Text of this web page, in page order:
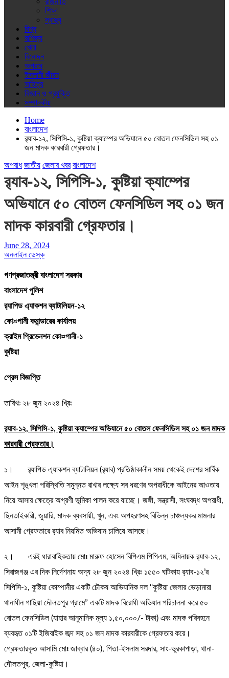
শিক্ষা
স্বাস্থ্য
বিশ্ব
বাণিজ্য
খেলা
বিনোদন
অপরাধ
ইসলামী জীবন
সাহিত্য
বিজ্ঞান ও প্রযুক্তি
সম্পাদকীয়
Home
বাংলাদেশ
র‌্যাব-১২, সিপিসি-১, কুষ্টিয়া ক্যাম্পের অভিযানে ৫০ বোতল ফেনসিডিল সহ ০১
জন মাদক কারবারী গ্রেফতার।
অপরাধ জাতীয় জেলার খবর বাংলাদেশ
র‌্যাব-১২, সিপিসি-১, কুষ্টিয়া ক্যাম্পের
অভিযানে ৫০ বোতল ফেনসিডিল সহ ০১ জন
মাদক কারবারী গ্রেফতার।
June 28, 2024
অনলাইন ডেস্ক
গণপ্রজাতন্ত্রী বাংলাদেশ সরকার
বাংলাদেশ পুলিশ
র‌্যাপিড এ্যাকশন ব্যাটালিয়ন-১২
কো¤পানী কমান্ডারের কার্যালয়
ক্রাইম প্রিভেনশন কো¤পানী-১
কুষ্টিয়া
প্রেস বিজ্ঞপ্তি
তারিখঃ ২৮ জুন ২০২৪ খ্রিঃ
র‌্যাব-১২, সিপিসি-১, কুষ্টিয়া ক্যাম্পের অভিযানে ৫০ বোতল ফেনসিডিল সহ ০১ জন মাদক
কারবারী গ্রেফতার।
১। র‌্যাপিড এ্যাকশন ব্যাটালিয়ন (র‌্যাব) প্রতিষ্ঠাকালীন সময় থেকেই দেশের সার্বিক
আইন শৃঙ্খলা পরিস্থিতি সমুন্নত রাখার লক্ষ্যে সব ধরণের অপরাধীকে আইনের আওতায়
নিয়ে আসার ক্ষেত্রে অগ্রণী ভূমিকা পালন করে যাচ্ছে। জঙ্গী, সন্ত্রাসী, সংঘবদ্ধ অপরাধী,
ছিনতাইকারী, জুয়ারি, মাদক ব্যবসায়ী, খুন, এবং অপহরণসহ বিভিন্ন চাঞ্চল্যকর মামলার
আসামী গ্রেফতারে র‌্যাব নিয়মিত অভিযান চালিয়ে আসছে।
২। এরই ধারাবাহিকতায় মোঃ মারুফ হোসেন বিপিএম পিপিএম, অধিনায়ক র‌্যাব-১২,
সিরাজগঞ্জ এর দিক নির্দেশনায় অদ্য ২৮ জুন ২০২৪ খ্রিঃ ১৫৫০ ঘটিকায় র‌্যাব-১২’র
সিপিসি-১, কুষ্টিয়া কোম্পানীর একটি চৌকষ আভিযানিক দল ‘‘কুষ্টিয়া জেলার ভেড়ামারা
থানাধীন গাছিয়া দৌলতপুর গ্রামে” একটি মাদক বিরোধী অভিযান পরিচালনা করে ৫০
বোতল ফেনসিডিল (যাহার আনুমানিক মূল্য ১,৫০,০০০/- টাকা) এবং মাদক পরিবহনে
ব্যবহৃত ০১টি ইজিবাইক জব্দ সহ ০১ জন মাদক কারবারীকে গ্রেফতার করে।
গ্রেফতারকৃত আসামি মোঃ জাব্বার (৪০), পিতা-ইসলাম সরদার, সাং-ভুরকাপাড়া, থানা-
দৌলতপুর, জেলা-কুষ্টিয়া।